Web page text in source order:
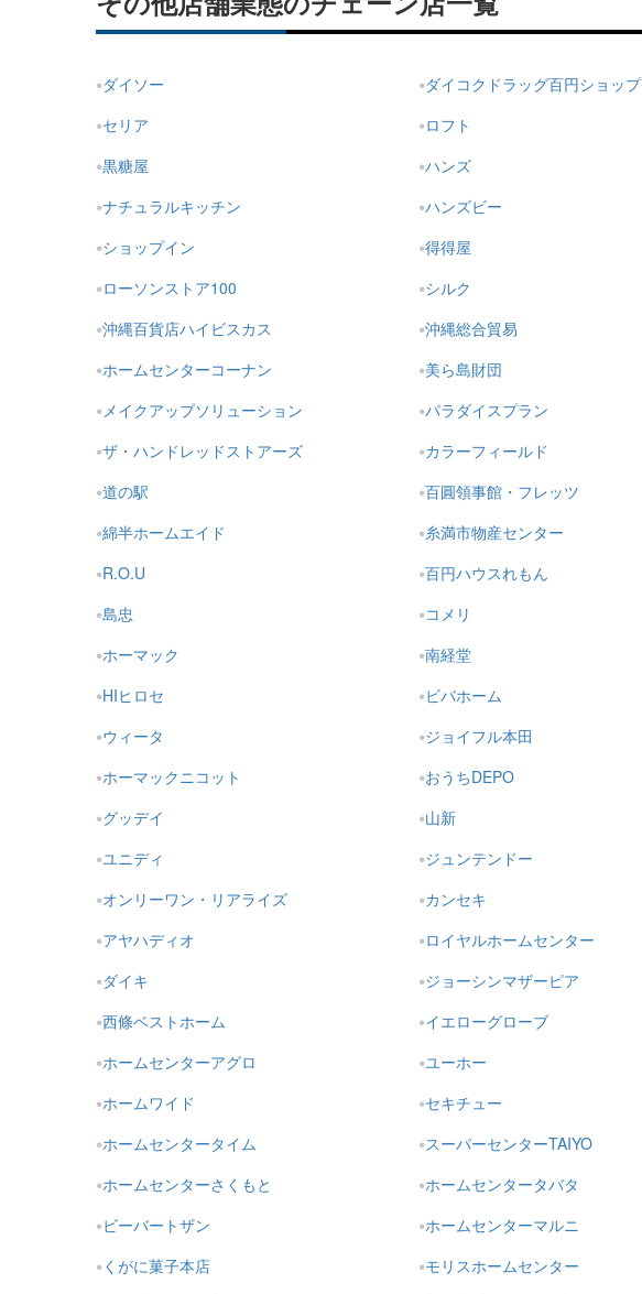
ダイソー ダイコクドラッグ百円ショップ
セリア
ロフト
黒糖屋
ハンズ
ナチュラルキッチン
ハンズビー
ショップイン
得得屋
ローソンストア100
シルク
沖縄百貨店ハイビスカス
沖縄総合貿易
ホームセンターコーナン
美ら島財団
メイクアップソリューション
パラダイスプラン
ザ・ハンドレッドストアーズ
カラーフィールド
道の駅
百圓領事館・フレッツ
綿半ホームエイド
糸満市物産センター
R.O.U
百円ハウスれもん
島忠
コメリ
ホーマック
南経堂
HIヒロセ
ビバホーム
ウィータ
ジョイフル本田
ホーマックニコット
おうちDEPO
グッデイ
山新
ユニディ
ジュンテンドー
オンリーワン・リアライズ
カンセキ
アヤハディオ
ロイヤルホームセンター
ダイキ
ジョーシンマザーピア
西條ベストホーム
イエローグローブ
ホームセンターアグロ
ユーホー
ホームワイド
セキチュー
ホームセンタータイム
スーパーセンターTAIYO
ホームセンターさくもと
ホームセンタータバタ
ビーバートザン
ホームセンターマルニ
くがに菓子本店
モリスホームセンター